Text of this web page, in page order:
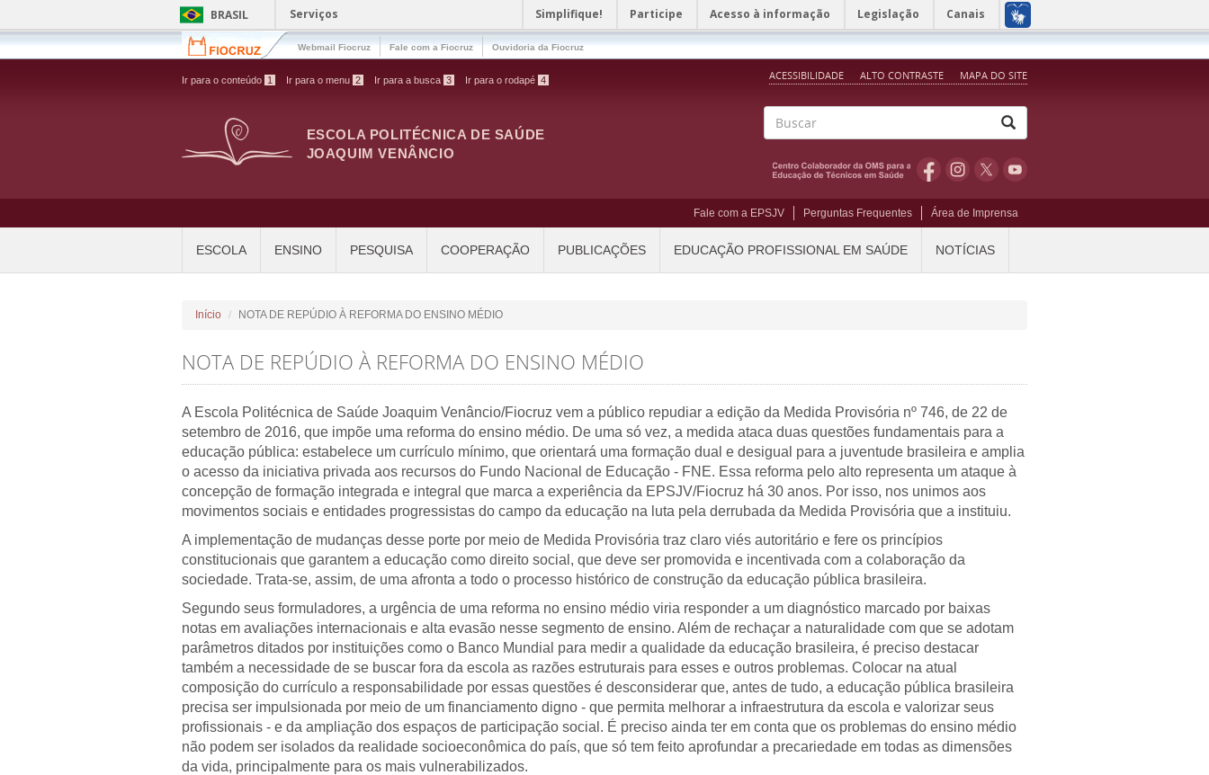
Pular para o conteúdo principal BRASIL Serviços Simplifique! Participe Acesso à informação Legislação Canais
Webmail Fiocruz Fale com a Fiocruz Ouvidoria da Fiocruz
Ir para o conteúdo 1 Ir para o menu 2 Ir para a busca 3 Ir para o rodapé 4 ACESSIBILIDADE ALTO CONTRASTE MAPA DO SITE
ESCOLA POLITÉCNICA DE SAÚDE
JOAQUIM VENÂNCIO
Fale com a EPSJV Perguntas Frequentes Área de Imprensa
ESCOLA ENSINO PESQUISA COOPERAÇÃO PUBLICAÇÕES EDUCAÇÃO PROFISSIONAL EM SAÚDE NOTÍCIAS
Início NOTA DE REPÚDIO À REFORMA DO ENSINO MÉDIO
NOTA DE REPÚDIO À REFORMA DO ENSINO MÉDIO
A Escola Politécnica de Saúde Joaquim Venâncio/Fiocruz vem a público repudiar a edição da Medida Provisória nº 746, de 22 de
setembro de 2016, que impõe uma reforma do ensino médio. De uma só vez, a medida ataca duas questões fundamentais para a
educação pública: estabelece um currículo mínimo, que orientará uma formação dual e desigual para a juventude brasileira e amplia
o acesso da iniciativa privada aos recursos do Fundo Nacional de Educação - FNE. Essa reforma pelo alto representa um ataque à
concepção de formação integrada e integral que marca a experiência da EPSJV/Fiocruz há 30 anos. Por isso, nos unimos aos
movimentos sociais e entidades progressistas do campo da educação na luta pela derrubada da Medida Provisória que a instituiu.
A implementação de mudanças desse porte por meio de Medida Provisória traz claro viés autoritário e fere os princípios
constitucionais que garantem a educação como direito social, que deve ser promovida e incentivada com a colaboração da
sociedade. Trata-se, assim, de uma afronta a todo o processo histórico de construção da educação pública brasileira.
Segundo seus formuladores, a urgência de uma reforma no ensino médio viria responder a um diagnóstico marcado por baixas
notas em avaliações internacionais e alta evasão nesse segmento de ensino. Além de rechaçar a naturalidade com que se adotam
parâmetros ditados por instituições como o Banco Mundial para medir a qualidade da educação brasileira, é preciso destacar
também a necessidade de se buscar fora da escola as razões estruturais para esses e outros problemas. Colocar na atual
composição do currículo a responsabilidade por essas questões é desconsiderar que, antes de tudo, a educação pública brasileira
precisa ser impulsionada por meio de um financiamento digno - que permita melhorar a infraestrutura da escola e valorizar seus
profissionais - e da ampliação dos espaços de participação social. É preciso ainda ter em conta que os problemas do ensino médio
não podem ser isolados da realidade socioeconômica do país, que só tem feito aprofundar a precariedade em todas as dimensões
da vida, principalmente para os mais vulnerabilizados.